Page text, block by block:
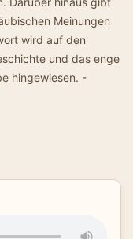
Meinungen
wird auf den
und das enge
hingewiesen. -